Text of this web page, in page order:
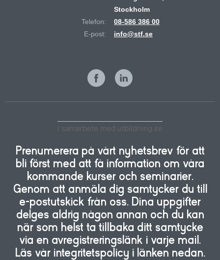
Stockholm
Telefon:
08-586 386 00
E-post:
info@stf.se
I samarbete med utbildning.se
Prenumerera på vårt nyhetsbrev för att
bli först med att få information om våra
kommande kurser och seminarier.
Genom att anmäla dig samtycker du till
e-postutskick från oss. Dina uppgifter
delges aldrig någon annan och du kan
när som helst ta tillbaka ditt samtycke
via en avregistreringslänk i varje mail.
Läs vår integritetspolicy i länken nedan.